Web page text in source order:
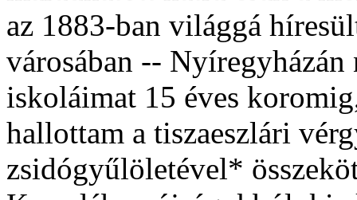
az 1883-ban világgá
városában -- Nyíregyházán
iskoláimat 15 éves
hallottam a tiszaeszlári
zsidógyűlöletével*